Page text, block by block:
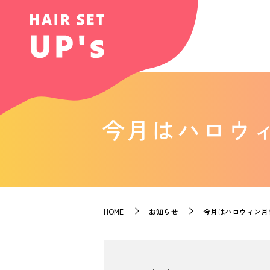
今月はハロウ
HOME お知らせ 今月はハロウィン